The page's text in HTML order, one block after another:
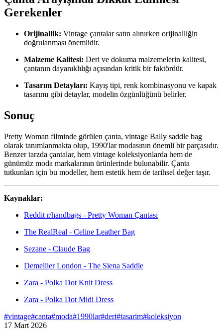
Gerekenler
Orijinallik: Vintage çantalar satın alınırken orijinalliğin
doğrulanması önemlidir.
Malzeme Kalitesi: Deri ve dokuma malzemelerin kalitesi,
çantanın dayanıklılığı açısından kritik bir faktördür.
Tasarım Detayları: Kayış tipi, renk kombinasyonu ve kapak
tasarımı gibi detaylar, modelin özgünlüğünü belirler.
Sonuç
Pretty Woman filminde görülen çanta, vintage Bally saddle bag
olarak tanımlanmakta olup, 1990'lar modasının önemli bir parçasıdır.
Benzer tarzda çantalar, hem vintage koleksiyonlarda hem de
günümüz moda markalarının ürünlerinde bulunabilir. Çanta
tutkunları için bu modeller, hem estetik hem de tarihsel değer taşır.
Kaynaklar:
Reddit r/handbags - Pretty Woman Çantası
The RealReal - Celine Leather Bag
Sezane - Claude Bag
Demellier London - The Siena Saddle
Zara - Polka Dot Knit Dress
Zara - Polka Dot Midi Dress
#vintage#canta#moda#1990lar#deri#tasarim#koleksiyon
17 Mart 2026